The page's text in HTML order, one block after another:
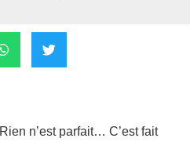
Rien n’est parfait… C’est fait